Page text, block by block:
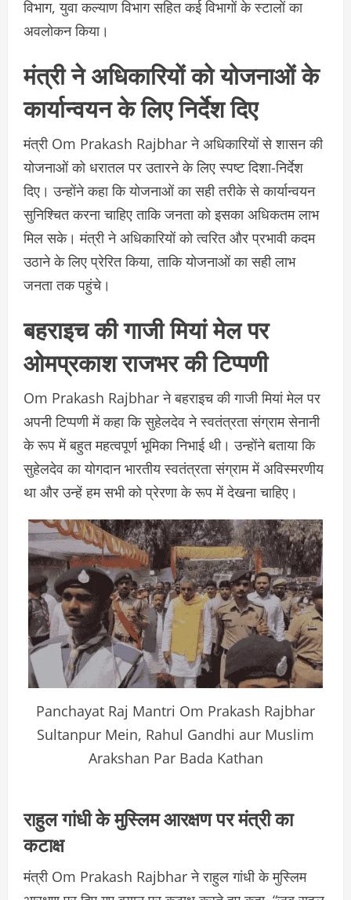
विभाग, युवा कल्याण विभाग सहित कई विभागों के स्टालों का
अवलोकन किया।
मंत्री ने अधिकारियों को योजनाओं के
कार्यान्वयन के लिए निर्देश दिए
मंत्री Om Prakash Rajbhar ने अधिकारियों से शासन की
योजनाओं को धरातल पर उतारने के लिए स्पष्ट दिशा-निर्देश
दिए। उन्होंने कहा कि योजनाओं का सही तरीके से कार्यान्वयन
सुनिश्चित करना चाहिए ताकि जनता को इसका अधिकतम लाभ
मिल सके। मंत्री ने अधिकारियों को त्वरित और प्रभावी कदम
उठाने के लिए प्रेरित किया, ताकि योजनाओं का सही लाभ
जनता तक पहुंचे।
बहराइच की गाजी मियां मेल पर
ओमप्रकाश राजभर की टिप्पणी
Om Prakash Rajbhar ने बहराइच की गाजी मियां मेल पर
अपनी टिप्पणी में कहा कि सुहेलदेव ने स्वतंत्रता संग्राम सेनानी
के रूप में बहुत महत्वपूर्ण भूमिका निभाई थी। उन्होंने बताया कि
सुहेलदेव का योगदान भारतीय स्वतंत्रता संग्राम में अविस्मरणीय
था और उन्हें हम सभी को प्रेरणा के रूप में देखना चाहिए।
Panchayat Raj Mantri Om Prakash Rajbhar
Sultanpur Mein, Rahul Gandhi aur Muslim
Arakshan Par Bada Kathan
राहुल गांधी के मुस्लिम आरक्षण पर मंत्री का
कटाक्ष
मंत्री Om Prakash Rajbhar ने राहुल गांधी के मुस्लिम